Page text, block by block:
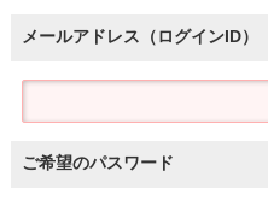
メールアドレス（ログインID）
ご希望のパスワード